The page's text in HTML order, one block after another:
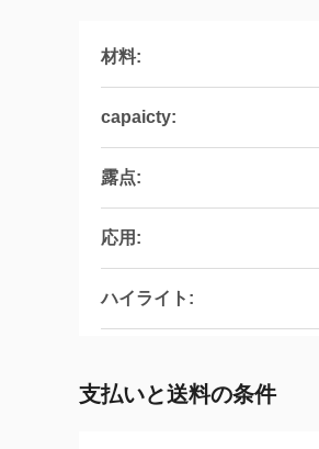
材料:
capaicty:
露点:
応用:
ハイライト:
支払いと送料の条件